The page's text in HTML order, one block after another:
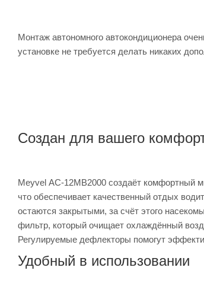
Монтаж автономного автокондиционера
установке не требуется делать никаких
Создан для вашего
Meyvel AC-12MB2000 создаёт комфортный
что обеспечивает качественный отдых
остаются закрытыми, за счёт этого
фильтр, который очищает охлаждённый
Регулируемые дефлекторы помогут
Удобный в использовании